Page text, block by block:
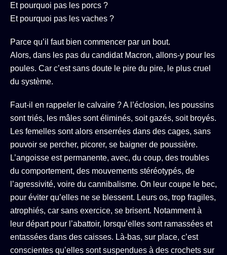
Et pourquoi pas les porcs ?
Et pourquoi pas les vaches ?
Parce qu’il faut bien commencer par un bout.
Alors, dans les pas du candidat Macron, allons-y pour les
poules. Car c’est sans doute le pire du pire, le plus cruel
du système.
Faut-il en rappeler le calvaire ? A l’éclosion, les poussins
sont triés, les mâles sont éliminés, soit gazés, soit broyés.
Les femelles sont alors enserrées dans des cages, sans
pouvoir se percher, picorer, se baigner de poussière.
L’angoisse est permanente, avec, du coup, des troubles
du comportement, des mouvements stéréotypés, de
l’agressivité, voire du cannibalisme. On leur coupe le bec,
pour éviter qu’elles ne se blessent. Leurs os, trop fragiles,
atrophiés, car sans exercice, se brisent. Notamment à
leur départ pour l’abattoir, lorsqu’elles sont ramassées et
entassées dans des caisses. Là-bas, sur place, c’est
conscientes qu’elles sont suspendues à des crochets sur